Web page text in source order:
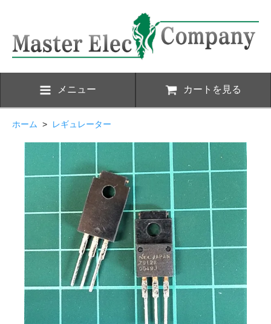
メニュー カートを見る
ホーム > レギュレーター